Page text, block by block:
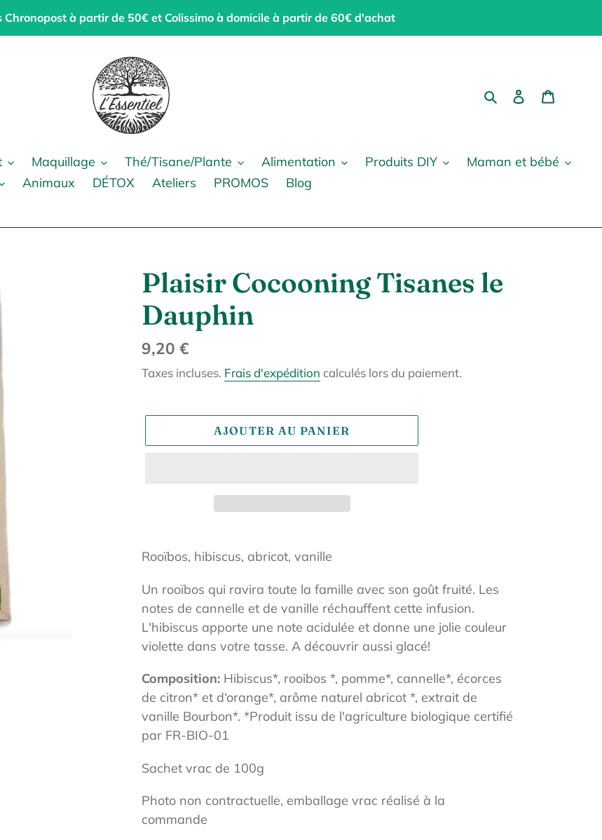
à partir de 50€ et Colissimo à domicile à partir de 60€ d'achat
RechercherSe connecter
Maquillage Thé/Tisane/Plante Alimentation Produits DIY
Maman et bébé
Animaux DÉTOX Ateliers PROMOS Blog
Plaisir Cocooning Tisanes le
Dauphin
Prix
normal
9,20 €
Taxes incluses. Frais d'expédition calculés lors du paiement.
AJOUTER AU PANIER
d'un
à
votre
panier
Rooïbos, hibiscus, abricot, vanille
Un rooïbos qui ravira toute la famille avec son goût fruité. Les
notes de cannelle et de vanille réchauffent cette infusion.
L'hibiscus apporte une note acidulée et donne une jolie couleur
violette dans votre tasse. A découvrir aussi glacé!
Composition: Hibiscus*, rooibos *, pomme*, cannelle*, écorces
de citron* et d‘orange*, arôme naturel abricot *, extrait de
vanille Bourbon*. *Produit issu de l'agriculture biologique certifié
par FR-BIO-01
Sachet vrac de 100g
Photo non contractuelle, emballage vrac réalisé à la
commande